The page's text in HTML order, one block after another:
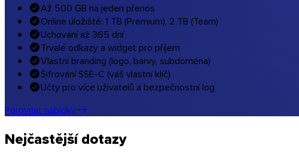
Linux
Mobil
Až 500 GB na jeden přenos
Online úložiště: 1 TB (Premium), 2 TB (Team)
Uchování až 365 dní
Trvalé odkazy a widget pro příjem
Vlastní branding (logo, barvy, subdoména)
Šifrování SSE-C (váš vlastní klíč)
Účty pro více uživatelů a bezpečnostní log
Porovnat nabídky
Nejčastější dotazy